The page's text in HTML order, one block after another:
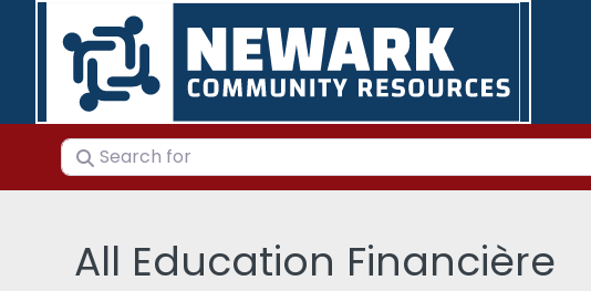
Search for
All Education Financière